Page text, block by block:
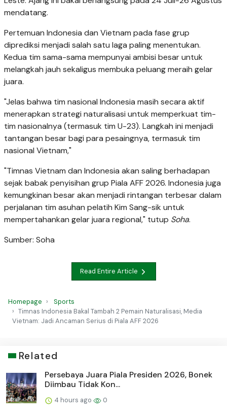
mendatang.
Pertemuan Indonesia dan Vietnam pada fase grup
diprediksi menjadi salah satu laga paling menentukan.
Kedua tim sama-sama mempunyai ambisi besar untuk
melangkah jauh sekaligus membuka peluang meraih gelar
juara.
"Jelas bahwa tim nasional Indonesia masih secara aktif
menerapkan strategi naturalisasi untuk memperkuat tim-
tim nasionalnya (termasuk tim U-23). Langkah ini menjadi
tantangan besar bagi para pesaingnya, termasuk tim
nasional Vietnam,"
"Timnas Vietnam dan Indonesia akan saling berhadapan
sejak babak penyisihan grup Piala AFF 2026. Indonesia juga
kemungkinan besar akan menjadi rintangan terbesar dalam
perjalanan tim asuhan pelatih Kim Sang-sik untuk
mempertahankan gelar juara regional," tutup Soha.
Sumber: Soha
Read Entire Article
Homepage
Sports
Timnas Indonesia Bakal Tambah 2 Pemain Naturalisasi, Media
Vietnam: Jadi Ancaman Serius di Piala AFF 2026
Related
Persebaya Juara Piala Presiden 2026, Bonek
Diimbau Tidak Kon...
4 hours ago 0